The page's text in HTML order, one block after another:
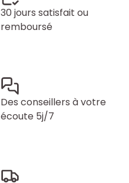
30 jours satisfait ou
remboursé
Des conseillers à votre
écoute 5j/7